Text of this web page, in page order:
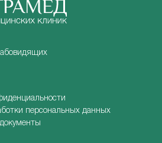
персональных данных